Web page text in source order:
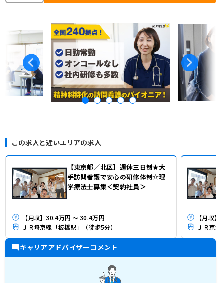
この求人と近いエリアの求人
【東京都／北区】週休三日制★大
手訪問看護で安心の研修体制☆理
学療法士募集＜契約社員＞
【月収】30.4万円 ～ 30.4万円
ＪＲ埼京線「板橋駅」（徒歩5分）
ＪＲ京
キャリアアドバイザーコメント